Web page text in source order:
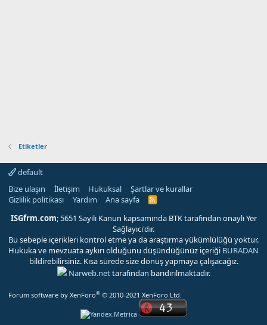
Etiketler
default
Bize ulaşın
İletişim Hukuksal
Şartlar ve kurallar
Gizlilik politikası
Yardım Ana sayfa
R
S
ISGfrm.com; 5651 Sayılı Kanun kapsamında BTK tarafından onaylı Yer
Sağlayıcı'dır.
Bu sebeple içerikleri kontrol etme ya da araştırma yükümlülüğü yoktur.
Hukuka ve mevzuata aykırı olduğunu düşündüğünüz içeriği BURADAN
bildirebilirsiniz. Kısa sürede size dönüş yapmaya çalışacağız.
Narweb.nettarafından barıdırılmaktadır.
Forum software by XenForo® © 2010-2021 XenForo Ltd.